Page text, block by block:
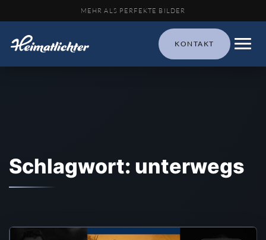
MEHR ALS PERFEKTE BILDER
KONTAKT
Schlagwort: unterwegs